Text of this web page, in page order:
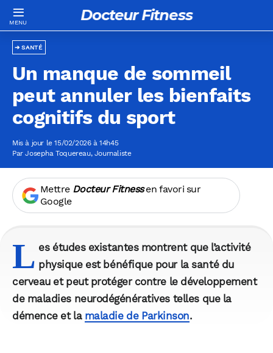
Docteur Fitness
SANTÉ
Un manque de sommeil
peut annuler les bienfaits
cognitifs du sport
Mis à jour le 15/02/2026 à 14h45
ParJosepha Toquereau, Journaliste
Mettre Docteur Fitnessen favori sur
Google
L es études existantes montrent que l’activité
physique est bénéfique pour la santé du
cerveau et peut protéger contre le développement
de maladies neurodégénératives telles que la
démence et la maladie de Parkinson.